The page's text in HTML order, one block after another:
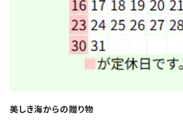
美しき海からの贈り物